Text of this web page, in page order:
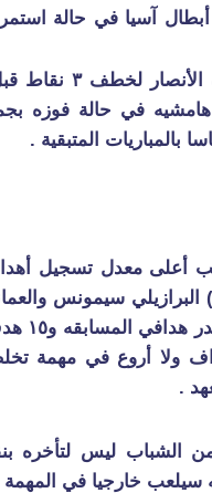
آسيا في حالة
وبعد اسبوع
في حالة فوزه
بالمباريات المتبقية .
ولا أروع في مهمة
.
الشباب ليس لتأخره
سيلعب خارجيا في المهمة